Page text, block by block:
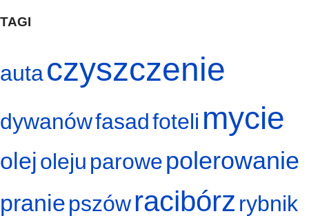
TAGI
autaczyszczenie
dywanówfasadfoteli mycie
olejoleju parowepolerowanie
praniepszówracibórz rybnik